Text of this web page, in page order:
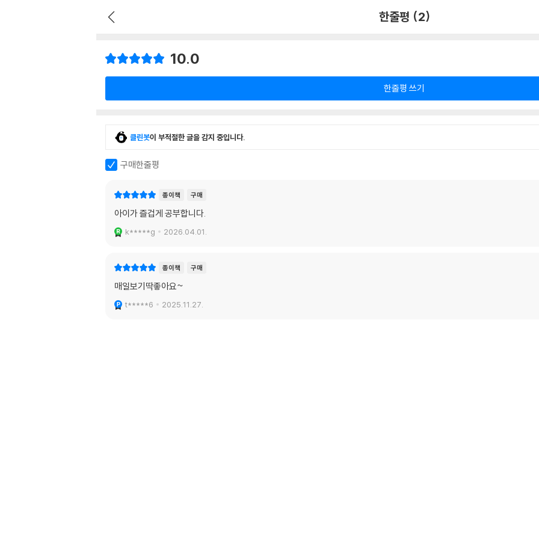
한줄평 (2)
10.0
한줄평 쓰기
클린봇이 부적절한 글을 감지 중입니다.
구매한줄평
종이책 구매
아이가 즐겁게 공부합니다.
k*****g 2026.04.01.
종이책 구매
매일보기딱좋아요~
t*****6 2025.11.27.